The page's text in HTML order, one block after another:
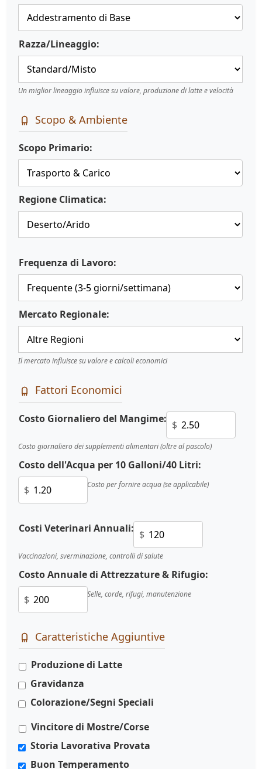
Razza/Lineaggio:
Un miglior lineaggio influisce su valore, produzione di latte e velocità
Scopo & Ambiente
Scopo Primario:
Regione Climatica:
Frequenza di Lavoro:
Mercato Regionale:
Il mercato influisce su valore e calcoli economici
Fattori Economici
Costo Giornaliero del Mangime: $
Costo giornaliero dei supplementi alimentari (oltre al pascolo)
Costo dell'Acqua per 10 Galloni/40 Litri:
$
Costo per fornire acqua (se applicabile)
Costi Veterinari Annuali: $
Vaccinazioni, sverminazione, controlli di salute
Costo Annuale di Attrezzature & Rifugio:
$
Selle, corde, rifugi, manutenzione
Caratteristiche Aggiuntive
Produzione di Latte
Gravidanza
Colorazione/Segni Speciali
Vincitore di Mostre/Corse
Storia Lavorativa Provata
Buon Temperamento